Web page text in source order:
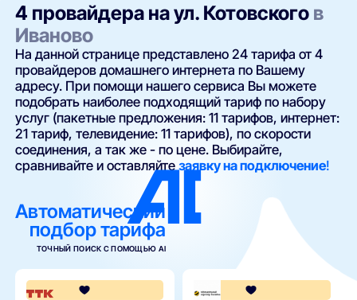
4 провайдера на ул. Котовского в
Иваново
На данной странице представлено 24 тарифа от 4
провайдеров домашнего интернета по Вашему
адресу. При помощи нашего сервиса Вы можете
подобрать наиболее подходящий тариф по набору
услуг (пакетные предложения: 11 тарифов, интернет:
21 тариф, телевидение: 11 тарифов), по скорости
соединения, а так же - по цене. Выбирайте,
сравнивайте и оставляйтезаявку на подключение!
Автоматический
подбор тарифа
ТОЧНЫЙ ПОИСК С ПОМОЩЬЮ AI
4.2